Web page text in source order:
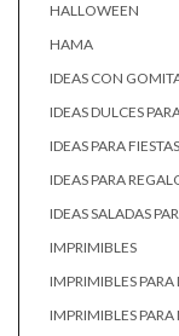
HALLOWEEN
HAMA
IDEAS CON
IDEAS DULCES
IDEAS PARA FIESTAS
IDEAS PARA
IDEAS SALADAS
IMPRIMIBLES
IMPRIMIBLES PARA
IMPRIMIBLES